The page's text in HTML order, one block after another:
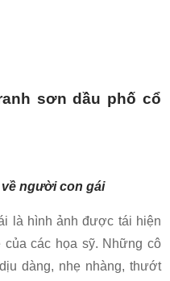
sơn dầu phố cổ
người con gái
là hình ảnh được tái hiện
các họa sỹ. Những cô
dàng, nhẹ nhàng, thướt